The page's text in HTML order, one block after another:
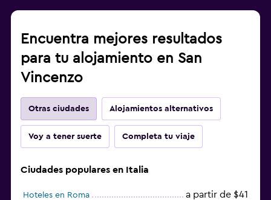
Encuentra mejores resultados
para tu alojamiento en San
Vincenzo
Otras ciudades Alojamientos alternativos
Voy a tener suerte Completa tu viaje
Ciudades populares en Italia
Hoteles en Roma a partir de $41